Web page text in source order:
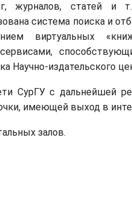
журналов, статей и
система поиска и
виртуальных
Научно-издательского
СурГУ с дальнейшей
имеющей выход в
залов.